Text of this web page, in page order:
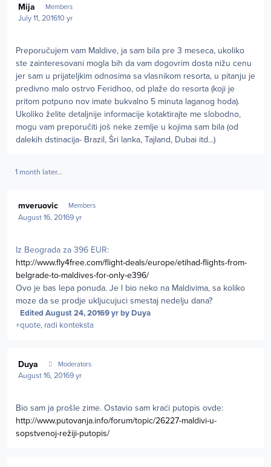
Mija Members
July 11, 201610 yr
Preporučujem vam Maldive, ja sam bila pre 3 meseca, ukoliko
ste zainteresovani mogla bih da vam dogovrim dosta nižu cenu
jer sam u prijateljkim odnosima sa vlasnikom resorta, u pitanju je
predivno malo ostrvo Feridhoo, od plaže do resorta (koji je
pritom potpuno nov imate bukvalno 5 minuta laganog hoda).
Ukoliko želite detaljnije informacije kotaktirajte me slobodno,
mogu vam preporučiti još neke zemlje u kojima sam bila (od
dalekih dstinacija- Brazil, Šri lanka, Tajland, Dubai itd...)
1 month later...
mveruovic Members
August 16, 20169 yr
Iz Beograda za 396 EUR:
http://www.fly4free.com/flight-deals/europe/etihad-flights-from-
belgrade-to-maldives-for-only-e396/
Ovo je bas lepa ponuda. Je l bio neko na Maldivima, sa koliko
moze da se prodje ukljucujuci smestaj nedelju dana?
Edited August 24, 20169 yrby Duya
+quote, radi konteksta
Duya Moderators
August 16, 20169 yr
Bio sam ja prošle zime. Ostavio sam kraći putopis ovde:
http://www.putovanja.info/forum/topic/26227-maldivi-u-
sopstvenoj-režiji-putopis/